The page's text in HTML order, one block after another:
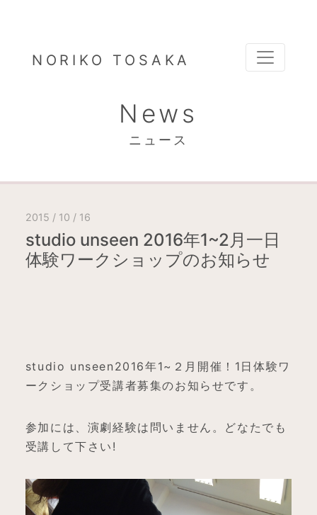
NORIKO TOSAKA
News
ニュース
2015 / 10 / 16
studio unseen 2016年1~2月一日
体験ワークショップのお知らせ
studio unseen2016年1~２月開催！1日体験ワ
ークショップ受講者募集のお知らせです。
参加には、演劇経験は問いません。どなたでも
受講して下さい!